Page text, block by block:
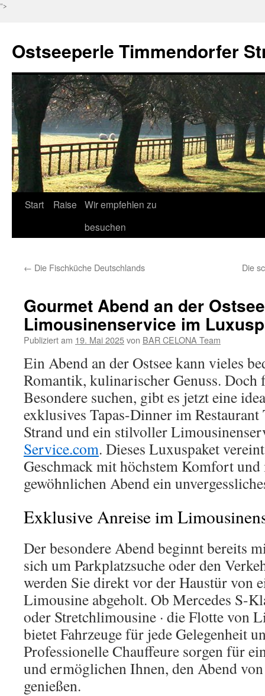
">
Ostseeperle Timmendorfer
Zum
Start Raise
Wir empfehlen zu
besuchen
← Die Fischküche Deutschlands Die
Gourmet Abend an der
Limousinenservice im
Publiziert am 19. Mai 2025von BAR CELONA Team
Ein Abend an der Ostsee kann vieles
Romantik, kulinarischer Genuss. Doch
Besondere suchen, gibt es jetzt eine
exklusives Tapas-Dinner im
Strand und ein stilvoller
Service.com. Dieses Luxuspaket
Geschmack mit höchstem Komfort und
gewöhnlichen Abend ein
Exklusive Anreise im
Der besondere Abend beginnt bereits
sich um Parkplatzsuche oder den
werden Sie direkt vor der Haustür von
Limousine abgeholt. Ob Mercedes S-
oder Stretchlimousine · die Flotte von
bietet Fahrzeuge für jede Gelegenheit
Professionelle Chauffeure sorgen für
und ermöglichen Ihnen, den Abend
genießen.